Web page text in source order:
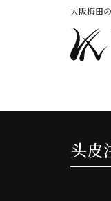
大阪梅田
头皮